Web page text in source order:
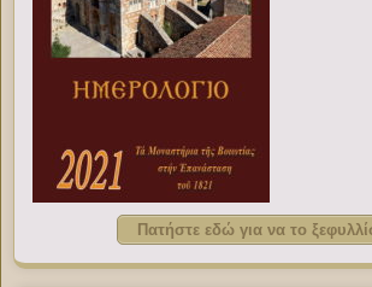
Πατήστε εδώ για να το